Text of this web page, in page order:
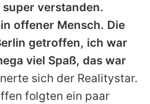
verwalten
verstanden.
offener Mensch. Die
getroffen, ich war
viel Spaß, das war
sich der Realitystar.
folgten ein paar